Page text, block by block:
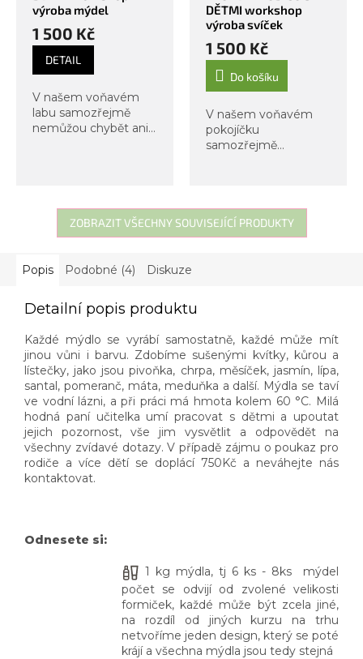
výroba mýdel
1 500 Kč
DETAIL
V našem voňavém
labu samozřejmě
nemůžou chybět ani
kreativního tvořivého
zážitku si...
DĚTMI workshop
výroba svíček
1 500 Kč
Do košíku
V našem voňavém
pokojíčku
samozřejmě
vhodný pro rodiče a
děti od 8 let. Z tohoto
kreativního tvořivého
ZOBRAZIT VŠECHNY SOUVISEJÍCÍ PRODUKTY
Popis Podobné (4) Diskuze
Detailní popis produktu
Každé mýdlo se vyrábí samostatně, každé může mít
jinou vůni i barvu. Zdobíme sušenými kvítky, kůrou a
lístečky, jako jsou pivoňka, chrpa, měsíček, jasmín, lípa,
santal, pomeranč, máta, meduňka a další. Mýdla se taví
ve vodní lázni, a při práci má hmota kolem 60 °C. Milá
hodná paní učitelka umí pracovat s dětmi a upoutat
jejich pozornost, vše jim vysvětlit a odpovědět na
všechny zvídavé dotazy. V případě zájmu o poukaz pro
rodiče a více dětí se doplácí 750Kč a neváhejte nás
kontaktovat.
Odnesete si:
1 kg mýdla, tj 6 ks - 8ks mýdel
počet se odvijí od zvolené velikosti
formiček, každé může být zcela jiné,
na rozdíl od jiných kurzu na trhu
netvoříme jeden design, který se poté
krájí a všechna mýdla jsou tedy stejná